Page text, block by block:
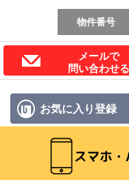
物件番号
メールで
問い合わせる
お気に入り登録